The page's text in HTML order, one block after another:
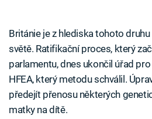
Británie je z hlediska tohoto
světě. Ratifikační proces, který
parlamentu, dnes ukončil úřad
HFEA, který metodu schválil.
předejít přenosu některých
matky na dítě.